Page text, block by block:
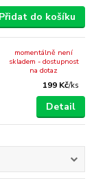
Přidat do košíku
199 Kč/ks
momentálně není
skladem - dostupnost
na dotaz
Detail